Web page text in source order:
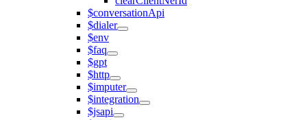
$conversationApi
$dialer
$env
$faq
$gpt
$http
$imputer
$integration
$jsapi